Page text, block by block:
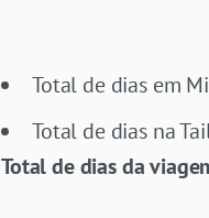
Total de dias em
Total de dias na
Total de dias da